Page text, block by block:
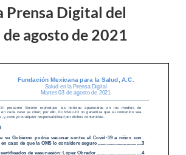
Prensa Digital del
agosto de 2021